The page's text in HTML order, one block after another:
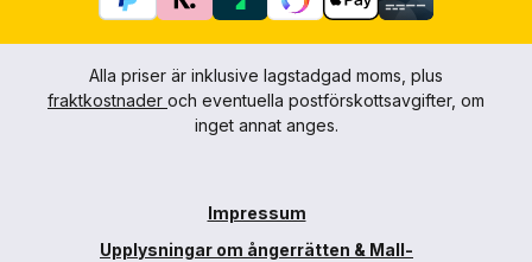
Alla priser är inklusive lagstadgad moms, plus
fraktkostnader och eventuella postförskottsavgifter, om
inget annat anges.
Impressum
Upplysningar om ångerrätten & Mall-